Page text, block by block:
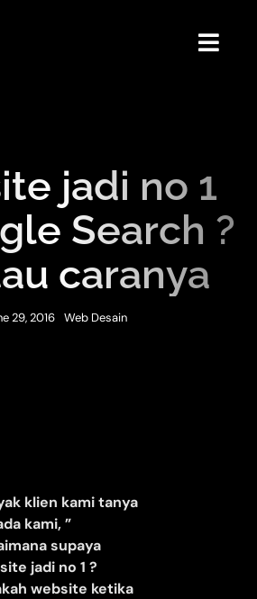
Blogs
Contact
jadi no 1
Search ?
caranya
29, 2016 Web Desain
klien kami tanya
kami, ”
supaya
jadi no 1 ?
website ketika